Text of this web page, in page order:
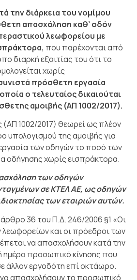
την διάρκεια του νομίμου
απασχόληση καθ’ οδόν
λεωφορείου με
που παρέχονται από
διαρκή εξαιτίας του ότι το
χωρίς
πρόσθετη εργασία
ο τελευταίος δικαιούται
αμοιβής (ΑΠ 1002/2017).
(ΑΠ 1002/2017) θεωρεί ως πλέον
υπολογισμού της αμοιβής για
των οδηγών το ποσό των
οδήγησης χωρίς εισπράκτορα.
των οδηγών
σε ΚΤΕΛ ΑΕ, ως οδηγών
των εταιριών αυτών.
36 του Π.Δ. 246/2006 §1 «Οι
λεωφορείων και οι πρόεδροι των
να απασχολήσουν κατά την
ημέρα προσωπικό κίνησης που
άλλον εργοδότη επί οκτάωρο.
απασχολήσουν το προσωπικό